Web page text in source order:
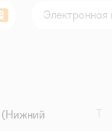
Одноклассники
(Нижний